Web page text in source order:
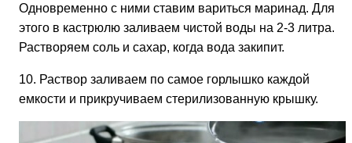
Одновременно с ними ставим вариться маринад. Для
этого в кастрюлю заливаем чистой воды на 2-3 литра.
Растворяем соль и сахар, когда вода закипит.
10. Раствор заливаем по самое горлышко каждой
емкости и прикручиваем стерилизованную крышку.